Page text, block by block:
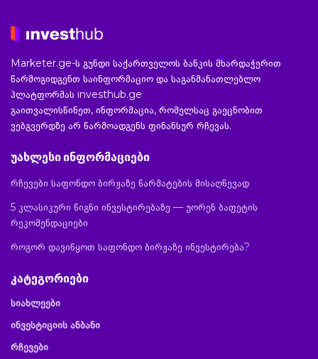
Marketer.ge-ს გუნდი საქართველოს ბანკის მხარდაჭერით
წარმოგიდგენთ საინფორმაციო და საგანმანათლებლო
პლატფორმას investhub.ge
გაითვალისწინეთ, ინფორმაცია, რომელსაც გაეცნობით
ვებგვერდზე არ წარმოადგენს ფინანსურ რჩევას.
უახლესი ინფორმაციები
რჩევები საფონდო ბირჟაზე წარმატების მისაღწევად
5 კლასიკური წიგნი ინვესტირებაზე — უორენ ბაფეტის
რეკომენდაციები
როგორ დავიწყოთ საფონდო ბირჟაზე ინვესტირება?
კატეგორიები
სიახლეები
ინვესტიციის ანბანი
რჩევები